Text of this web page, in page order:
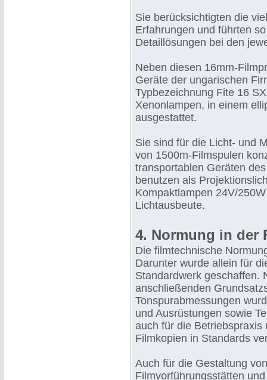
Sie berücksichtigten die
Erfahrungen und führten
Detaillösungen bei den
Neben diesen 16mm-
Geräte der ungarischen
Typbezeichnung Fite 16
Xenonlampen, in einem
ausgestattet.
Sie sind für die Licht- und
von 1500m-Filmspulen
transportablen Geräten
benutzen als
Kompaktlampen 24V/
Lichtausbeute.
4. Normung in der
Die filmtechnische
Darunter wurde allein für
Standardwerk geschaffen.
anschließenden
Tonspurabmessungen
und Ausrüstungen sowie
auch für die
Filmkopien in Standards
Auch für die Gestaltung
Filmvorführungsstätten